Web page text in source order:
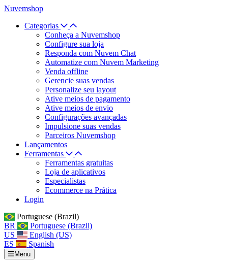
Nuvemshop
Categorias
Conheça a Nuvemshop
Configure sua loja
Responda com Nuvem Chat
Automatize com Nuvem Marketing
Venda offline
Gerencie suas vendas
Personalize seu layout
Ative meios de pagamento
Ative meios de envio
Configurações avançadas
Impulsione suas vendas
Parceiros Nuvemshop
Lançamentos
Ferramentas
Ferramentas gratuitas
Loja de aplicativos
Especialistas
Ecommerce na Prática
Login
Portuguese (Brazil)
BR
Portuguese (Brazil)
US
English (US)
ES
Spanish
Menu